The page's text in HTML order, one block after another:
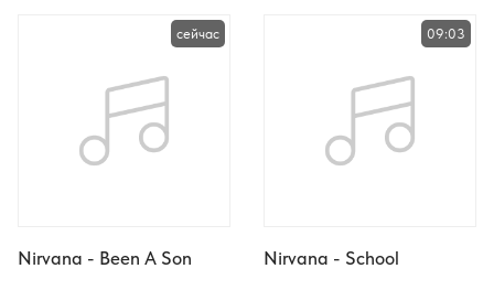
Nirvana - Been A Son
сейчас
Nirvana - School
09:03